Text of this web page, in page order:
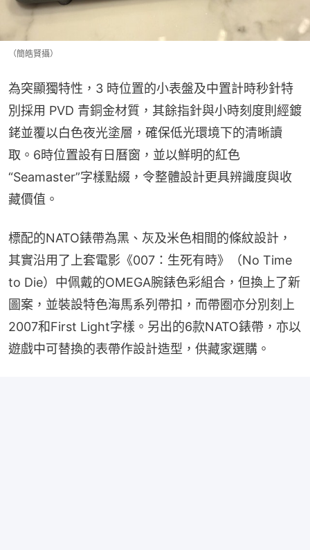
（簡皓賢攝）
為突顯獨特性，3 時位置的小表盤及中置計時秒針特
別採用 PVD 青銅金材質，其餘指針與小時刻度則經鍍
銠並覆以白色夜光塗層，確保低光環境下的清晰讀
取。6時位置設有日曆窗，並以鮮明的紅色
“Seamaster”字樣點綴，令整體設計更具辨識度與收
藏價值。
標配的NATO錶帶為黑、灰及米色相間的條紋設計，
其實沿用了上套電影《007：生死有時》（No Time
to Die）中佩戴的OMEGA腕錶色彩組合，但換上了新
圖案，並裝設特色海馬系列帶扣，而帶圈亦分別刻上
2007和First Light字樣。另出的6款NATO錶帶，亦以
遊戲中可替換的表帶作設計造型，供藏家選購。